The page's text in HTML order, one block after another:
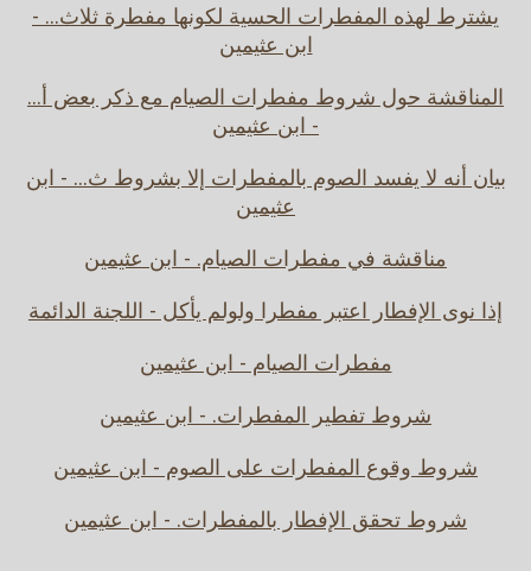
يشترط لهذه المفطرات الحسية لكونها مفطرة ثلاث... -
ابن عثيمين
المناقشة حول شروط مفطرات الصيام مع ذكر بعض أ...
- ابن عثيمين
بيان أنه لا يفسد الصوم بالمفطرات إلا بشروط ث... - ابن
عثيمين
مناقشة في مفطرات الصيام. - ابن عثيمين
إذا نوى الإفطار اعتبر مفطرا ولولم يأكل - اللجنة الدائمة
مفطرات الصيام - ابن عثيمين
شروط تفطير المفطرات. - ابن عثيمين
شروط وقوع المفطرات على الصوم - ابن عثيمين
شروط تحقق الإفطار بالمفطرات. - ابن عثيمين